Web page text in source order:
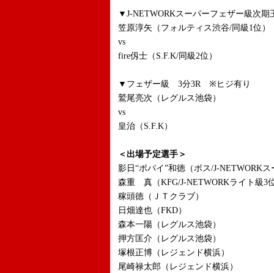
▼J-NETWORKスーパーフェザー級次
笠原淳矢（フォルティス渋谷/同級1位）
vs
fire仭士（S.F.K/同級2位）
▼フェザー級 3分3R ※ヒジ有り
鷲尾亮次（レグルス池袋）
vs
皇治（S.F.K）
＜出場予定選手＞
影日“ポパイ”和徳（ボス/J-NETWORK
森重 真（KFG/J-NETWORKライト級3
稼頭徳（ＪＴクラブ）
日畑達也（FKD）
森本一陽（レグルス池袋）
押方匡介（レグルス池袋）
塚根正博（レジェンド横浜）
尾崎禄太郎（レジェンド横浜）